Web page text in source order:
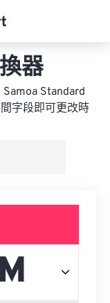
器
Standard
字段即可更改時